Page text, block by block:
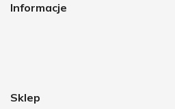
Informacje
Sklep